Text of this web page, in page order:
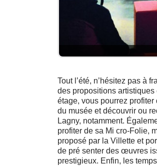
Tout l’été, n’hésitez pas à
des propositions
étage, vous pourrez
du musée et découvrir ou
Lagny, notamment.
profiter de sa Mi cro-Folie,
proposé par la Villette et
de pré senter des œuvres
prestigieux. Enfin, les